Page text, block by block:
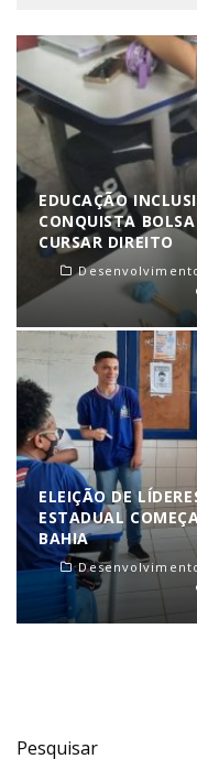
EDUCAÇÃO
CONQUISTA
CURSAR DIREITO
ELEIÇÃO DE
ESTADUAL
BAHIA
Pesquisar